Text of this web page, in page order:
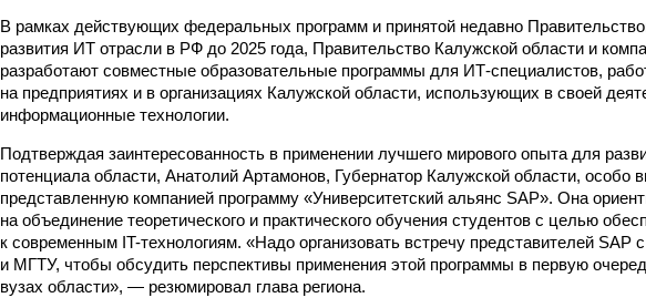
В рамках действующих федеральных программ и принятой недавно
развития ИТ отрасли в РФ до 2025 года, Правительство Калужской области и
разработают совместные образовательные программы для ИТ-специалистов,
на предприятиях и в организациях Калужской области, использующих в своей
информационные технологии.
Подтверждая заинтересованность в применении лучшего мирового опыта для
потенциала области, Анатолий Артамонов, Губернатор Калужской области, особо
представленную компанией программу «Университетский альянс SAP». Она
на объединение теоретического и практического обучения студентов с целью
к современным IT-технологиям. «Надо организовать встречу представителей
и МГТУ, чтобы обсудить перспективы применения этой программы в первую
вузах области», — резюмировал глава региона.